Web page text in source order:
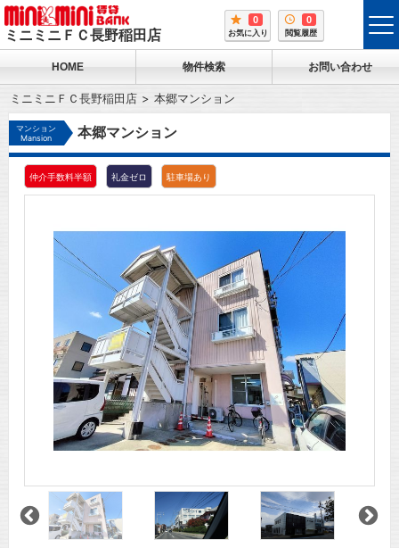
ミニミニＦＣ長野稲田店
0
お気に入り
0
閲覧履歴
HOME 物件検索 お問い合わせ
ミニミニＦＣ長野稲田店 本郷マンション
マンション
Mansion
本郷マンション
仲介手数料半額 礼金ゼロ 駐車場あり